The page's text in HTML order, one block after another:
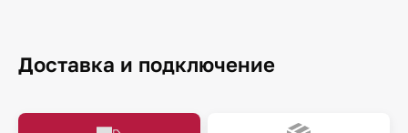
Доставка и подключение